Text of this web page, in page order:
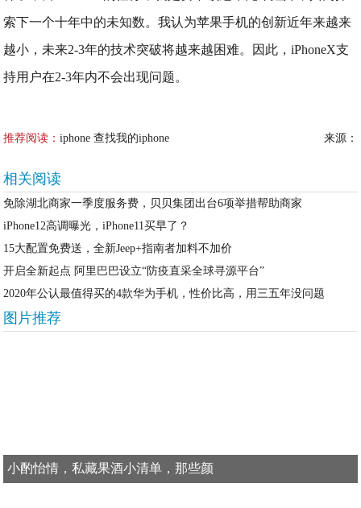
索下一个十年中的未知数。我认为苹果手机的创新近年来越来
越小，未来2-3年的技术突破将越来越困难。因此，iPhoneX支
持用户在2-3年内不会出现问题。
推荐阅读：iphone 查找我的iphone 来源：
相关阅读
免除湖北商家一季度服务费，贝贝集团出台6项举措帮助商家
iPhone12高调曝光，iPhone11买早了？
15大配置免费送，全新Jeep+指南者加料不加价
开启全新起点 阿里巴巴设立“防疫直采全球寻源平台”
2020年公认最值得买的4款华为手机，性价比高，用三五年没问题
图片推荐
小酌怡情，私藏果酒小清单，那些颜